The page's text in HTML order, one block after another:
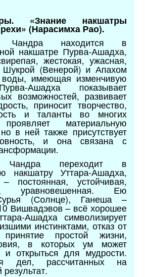
«Знание накшатры
(Нарасимха Рао).
находится в
накшатре Пурва-Ашадха,
жестокая, ужасная,
Шукрой (Венерой) и Апахом
имеющая изменчивую
Ашадха показывает
возможностей, развивает
приносит творчество,
и таланты во многих
проявляет материальную
в ней также присутствует
и она связана с
переходит в
накшатру Уттара-Ашадха,
постоянная, устойчивая,
уравновешенная. Ею
(Солнце), Ганеша –
Вишвадэвов – всё хорошее
Ашадха символизирует
инстинктами, отказ от
простой жизни,
в которых ум может
и открыться для мудрости.
дел, рассчитанных на